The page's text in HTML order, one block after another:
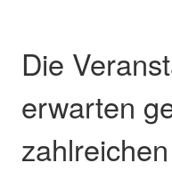
Die
erwarten